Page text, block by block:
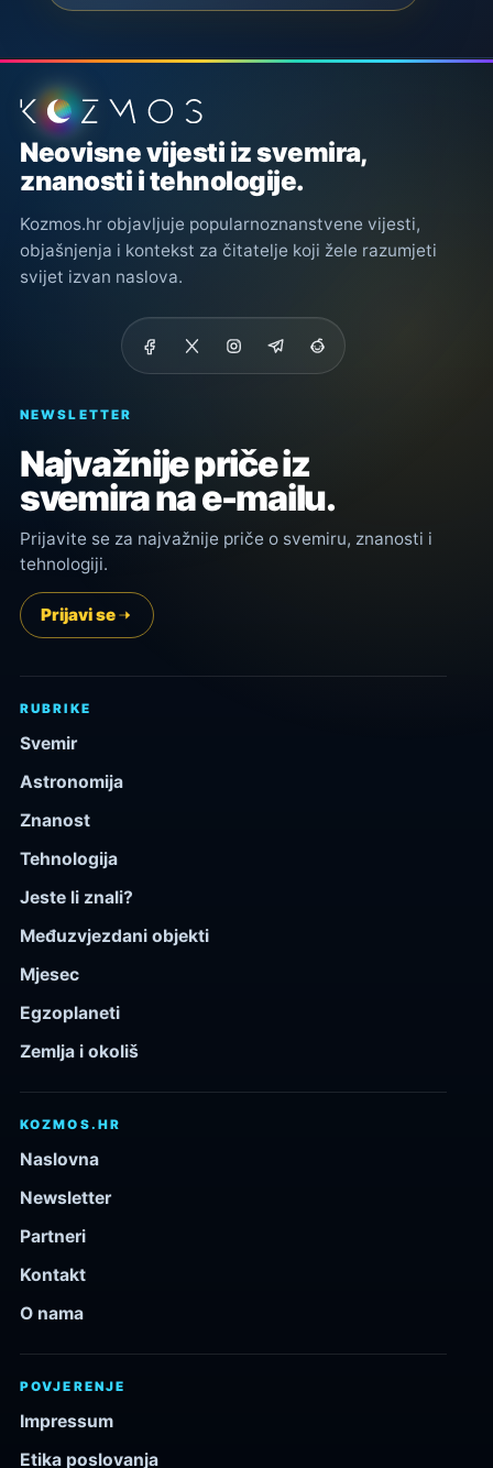
Podnožje stranice
Neovisne vijesti iz svemira,
znanosti i tehnologije.
Kozmos.hr objavljuje popularnoznanstvene vijesti,
objašnjenja i kontekst za čitatelje koji žele razumjeti
svijet izvan naslova.
NEWSLETTER
Najvažnije priče iz
svemira na e-mailu.
Prijavite se za najvažnije priče o svemiru, znanosti i
tehnologiji.
Prijavi se
RUBRIKE
Svemir
Astronomija
Znanost
Tehnologija
Jeste li znali?
Međuzvjezdani objekti
Mjesec
Egzoplaneti
Zemlja i okoliš
KOZMOS.HR
Naslovna
Newsletter
Partneri
Kontakt
O nama
POVJERENJE
Impressum
Etika poslovanja